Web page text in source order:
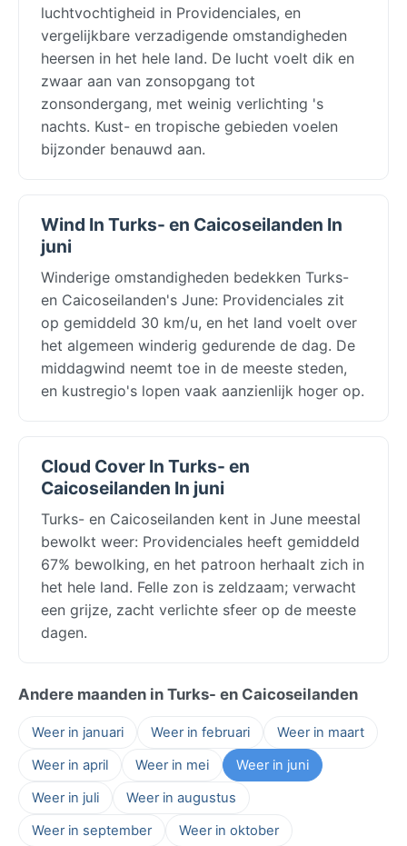
luchtvochtigheid in Providenciales, en
vergelijkbare verzadigende omstandigheden
heersen in het hele land. De lucht voelt dik en
zwaar aan van zonsopgang tot
zonsondergang, met weinig verlichting 's
nachts. Kust- en tropische gebieden voelen
bijzonder benauwd aan.
Wind In Turks- en Caicoseilanden In
juni
Winderige omstandigheden bedekken Turks-
en Caicoseilanden's June: Providenciales zit
op gemiddeld 30 km/u, en het land voelt over
het algemeen winderig gedurende de dag. De
middagwind neemt toe in de meeste steden,
en kustregio's lopen vaak aanzienlijk hoger op.
Cloud Cover In Turks- en
Caicoseilanden In juni
Turks- en Caicoseilanden kent in June meestal
bewolkt weer: Providenciales heeft gemiddeld
67% bewolking, en het patroon herhaalt zich in
het hele land. Felle zon is zeldzaam; verwacht
een grijze, zacht verlichte sfeer op de meeste
dagen.
Andere maanden in Turks- en Caicoseilanden
Weer in januari Weer in februari
Weer in maart
Weer in april
Weer in mei
Weer in juni
Weer in juli
Weer in augustus
Weer in september
Weer in oktober